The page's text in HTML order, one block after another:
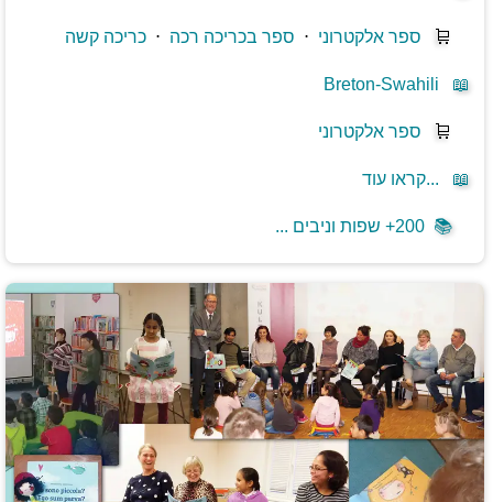
🛒 ספר אלקטרוני ⋅ ספר בכריכה רכה ⋅כריכה קשה
📖
Breton-Swahili
🛒 ספר אלקטרוני
📖 קראו עוד...
📚 200+ שפות וניבים ...